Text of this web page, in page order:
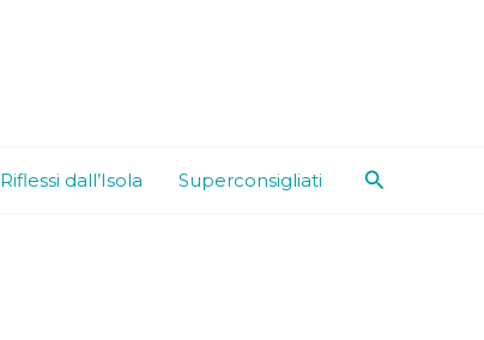
Riflessi dall’Isola Superconsigliati Cerca